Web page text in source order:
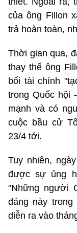
của ông Fillon
trả hoàn toàn,
Thời gian qua,
thay thế ông
bối tài chính
trong Quốc hội
mạnh và có
cuộc bầu cử
23/4 tới.
Tuy nhiên,
được sự ủng
"Những người
đảng này
diễn ra vào